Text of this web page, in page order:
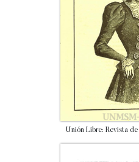
Unión Libre: Revista de